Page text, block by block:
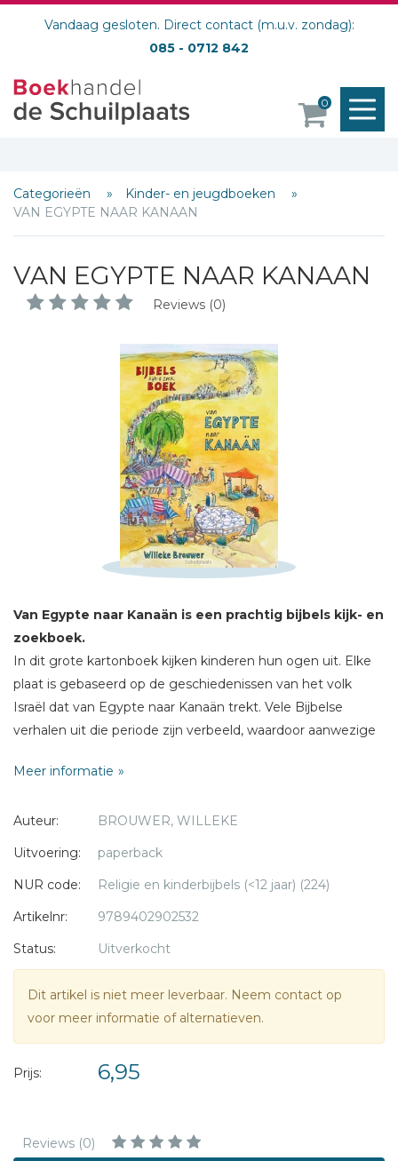
Vandaag gesloten. Direct contact (m.u.v. zondag):
085 - 0712 842
0
Categorieën
Kinder- en jeugdboeken
VAN EGYPTE NAAR KANAAN
VAN EGYPTE NAAR KANAAN
Reviews (0)
Van Egypte naar Kanaän is een prachtig bijbels kijk- en
zoekboek.
In dit grote kartonboek kijken kinderen hun ogen uit. Elke
plaat is gebaseerd op de geschiedenissen van het volk
Israël dat van Egypte naar Kanaän trekt. Vele Bijbelse
verhalen uit die periode zijn verbeeld, waardoor aanwezige
beeld geven van het reizen door de woestijn en alles wat
daarbij komt kijken. Op de achterkant staan zeven (fictieve)
Willeke Brouweris illustrator en ook schrijver. Deze twee
Meer informatie
Auteur:
BROUWER, WILLEKE
Uitvoering:
paperback
NUR code:
Religie en kinderbijbels (<12 jaar) (224)
Artikelnr:
9789402902532
Status:
Uitverkocht
Dit artikel is niet meer leverbaar. Neem contact op
voor meer informatie of alternatieven.
Prijs: 6,95
Reviews (0)
Schrijf hieronder je review!
Bericht *
* = verplicht